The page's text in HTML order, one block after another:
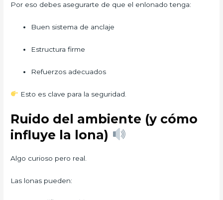
Por eso debes asegurarte de que el enlonado tenga:
Buen sistema de anclaje
Estructura firme
Refuerzos adecuados
Esto es clave para la seguridad.
Ruido del ambiente (y cómo
influye la lona)
Algo curioso pero real.
Las lonas pueden: